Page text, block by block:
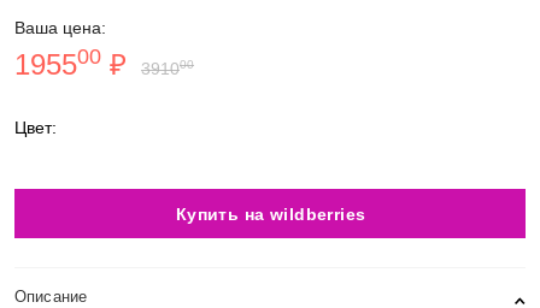
Ваша цена:
195500 ₽ 391000
Цвет:
Купить на wildberries
Описание